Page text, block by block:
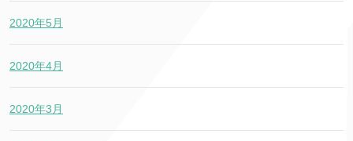
2020年5月
2020年4月
2020年3月